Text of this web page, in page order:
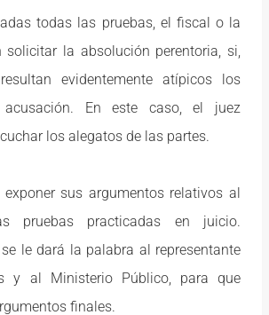
todas las pruebas, el fiscal o la
solicitar la absolución perentoria, si,
evidentemente atípicos los
En este caso, el juez
los alegatos de las partes.
sus argumentos relativos al
pruebas practicadas en juicio.
le dará la palabra al representante
y al Ministerio Público, para que
finales.